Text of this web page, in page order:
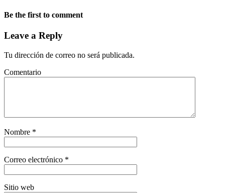
Be the first to comment
Leave a Reply
Tu dirección de correo no será publicada.
Comentario
Nombre *
Correo electrónico *
Sitio web